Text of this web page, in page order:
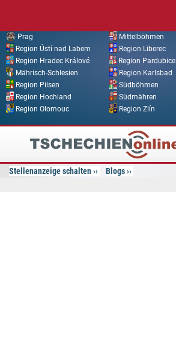
Prag
Mittelböhmen
Region Ústí nad Labem
Region Liberec
Region Hradec Králové
Region Pardubice
Mährisch-Schlesien
Region Karlsbad
Region Pilsen
Südböhmen
Region Hochland
Südmähren
Region Olomouc
Region Zlín
Tschechien
Online
Stellenanzeige schalten Blogs